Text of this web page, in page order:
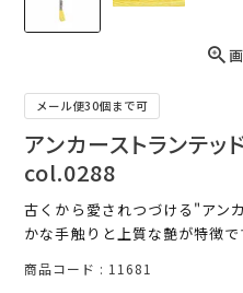
メール便30個まで可
アンカーストランテッ
col.0288
古くから愛されつづける"アン
かな手触りと上質な艶が特徴で
商品コード 11681